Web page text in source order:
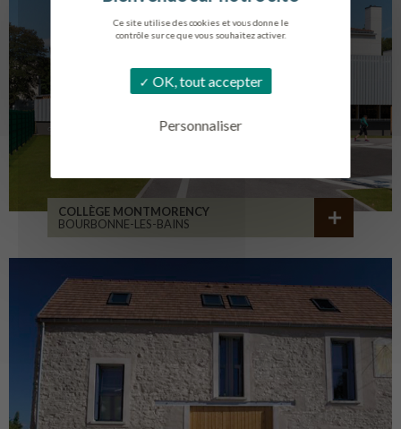
Ce site utilise des cookies et vous donne le
contrôle sur ce que vous souhaitez activer.
OK, tout accepter
Personnaliser
COLLÈGE MONTMORENCY
BOURBONNE-LES-BAINS